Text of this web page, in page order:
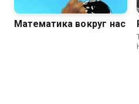
Математика вокруг нас